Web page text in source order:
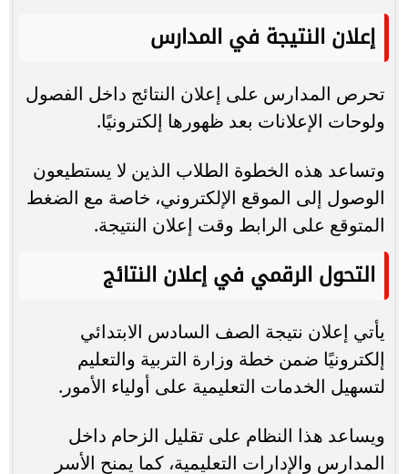
إعلان النتيجة في المدارس
تحرص المدارس على إعلان النتائج داخل الفصول
ولوحات الإعلانات بعد ظهورها إلكترونيًا.
وتساعد هذه الخطوة الطلاب الذين لا يستطيعون
الوصول إلى الموقع الإلكتروني، خاصة مع الضغط
المتوقع على الرابط وقت إعلان النتيجة.
التحول الرقمي في إعلان النتائج
يأتي إعلان نتيجة الصف السادس الابتدائي
إلكترونيًا ضمن خطة وزارة التربية والتعليم
لتسهيل الخدمات التعليمية على أولياء الأمور.
ويساعد هذا النظام على تقليل الزحام داخل
المدارس والإدارات التعليمية، كما يمنح الأسر